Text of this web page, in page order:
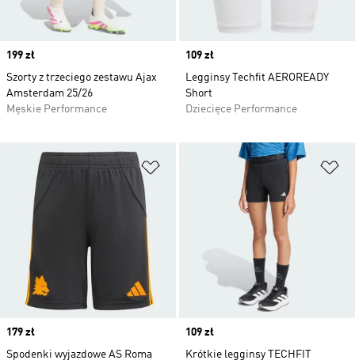
Price
199 zł
Szorty z trzeciego zestawu Ajax
Amsterdam 25/26
Męskie Performance
Price
109 zł
Legginsy Techfit AEROREADY
Short
Dziecięce Performance
Dodaj do listy życzeń
Price
179 zł
Spodenki wyjazdowe AS Roma
Price
109 zł
Krótkie legginsy TECHFIT